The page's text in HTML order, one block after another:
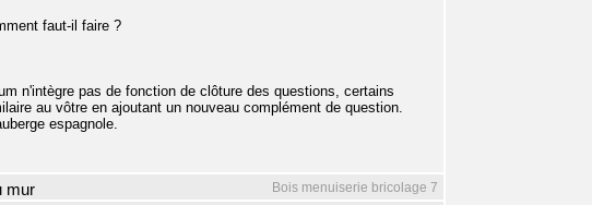
faut-il faire ?
n'intègre pas de fonction de clôture des questions, certains
au vôtre en ajoutant un nouveau complément de question.
espagnole.
Bois menuiserie bricolage 7
mur